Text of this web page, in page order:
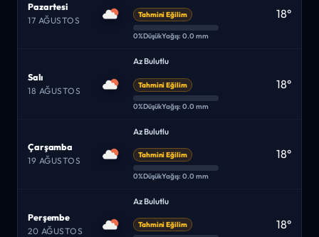
Pazartesi
17 AĞUSTOS
Tahmini Eğilim
0%DüşükYağış: 0.0 mm
18°
Salı
18 AĞUSTOS
Az Bulutlu
Tahmini Eğilim
0%DüşükYağış: 0.0 mm
18°
Çarşamba
19 AĞUSTOS
Az Bulutlu
Tahmini Eğilim
0%DüşükYağış: 0.0 mm
18°
Perşembe
20 AĞUSTOS
Az Bulutlu
Tahmini Eğilim 18°